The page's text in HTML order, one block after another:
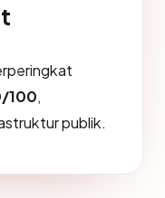
100,
publik.